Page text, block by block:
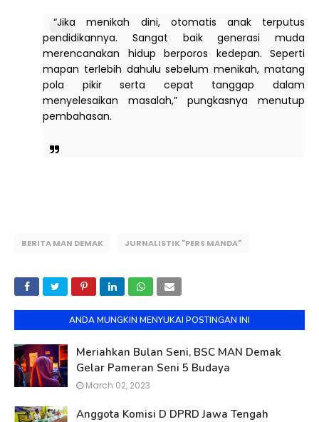
“Jika menikah dini, otomatis anak terputus
pendidikannya. Sangat baik generasi muda
merencanakan hidup berporos kedepan. Seperti
mapan terlebih dahulu sebelum menikah, matang
pola pikir serta cepat tanggap dalam
menyelesaikan masalah,” pungkasnya menutup
pembahasan.
BERITA MAN DEMAK JURNALISTIK "PERS MANDA"
ANDA MUNGKIN MENYUKAI POSTINGAN INI
Meriahkan Bulan Seni, BSC MAN Demak
Gelar Pameran Seni 5 Budaya
March 02, 2023
Anggota Komisi D DPRD Jawa Tengah